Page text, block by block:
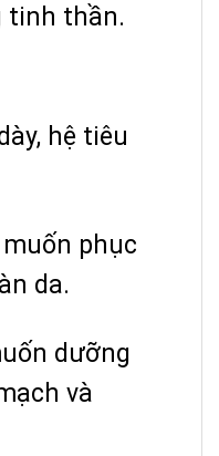
tinh thần.
hệ tiêu
phục
da.
dưỡng
và